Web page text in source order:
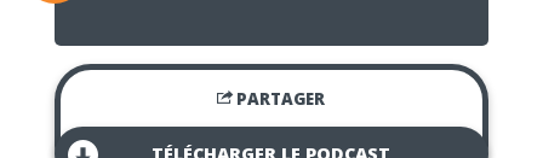
PARTAGER